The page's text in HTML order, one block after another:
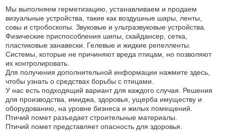
Мы выполняем герметизацию, устанавливаем и продаем
визуальные устройства, такие как воздушные шары, ленты,
совы и стробоскопы. Звуковые и ультразвуковые устройства.
Физические приспособления шипы, скайдансер, сетка,
пластиковые занавески. Гелевые и жидкие репелленты.
Системы, которые не причиняют вреда птицам, но позволяют
их контролировать.
Для получения дополнительной информации нажмите здесь,
чтобы узнать о средствах борьбы с птицами.
У нас есть подходящий вариант для каждого случая. Решения
для производства, имиджа, здоровья, ущерба имуществу и
оборудованию, на уровне бизнеса и жилых помещений.
Птичий помет разъедает строительные материалы.
Птичий помет представляет опасность для здоровья.